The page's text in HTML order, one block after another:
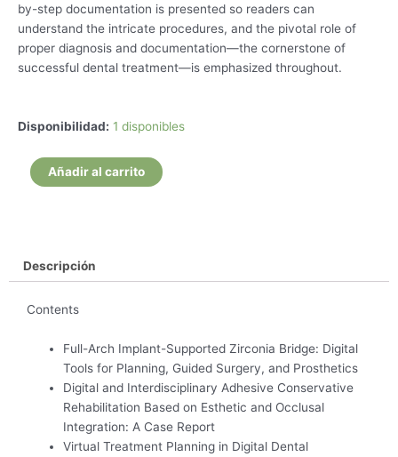
by-step documentation is presented so readers can
understand the intricate procedures, and the pivotal role of
proper diagnosis and documentation—the cornerstone of
successful dental treatment—is emphasized throughout.
Disponibilidad: 1 disponibles
QDT
(Quintessence
Añadir al carrito
Descripción
Contents
Full-Arch Implant-Supported Zirconia Bridge: Digital
Tools for Planning, Guided Surgery, and Prosthetics
Digital and Interdisciplinary Adhesive Conservative
Rehabilitation Based on Esthetic and Occlusal
Integration: A Case Report
Virtual Treatment Planning in Digital Dental